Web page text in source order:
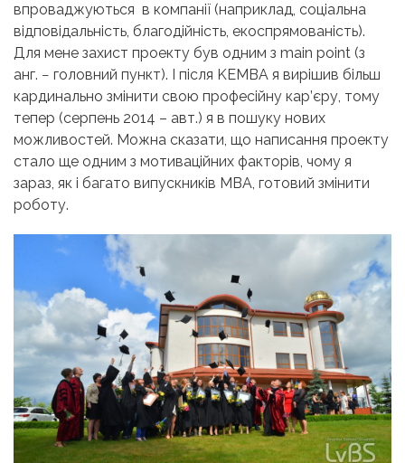
впроваджуються в компанії (наприклад, соціальна
відповідальність, благодійність, екоспрямованість).
Для мене захист проекту був одним з main point (з
анг. − головний пункт). І після KEMBA я вирішив більш
кардинально змінити свою професійну кар’єру, тому
тепер (серпень 2014 – авт.) я в пошуку нових
можливостей. Можна сказати, що написання проекту
стало ще одним з мотиваційних факторів, чому я
зараз, як і багато випускників MBA, готовий змінити
роботу.